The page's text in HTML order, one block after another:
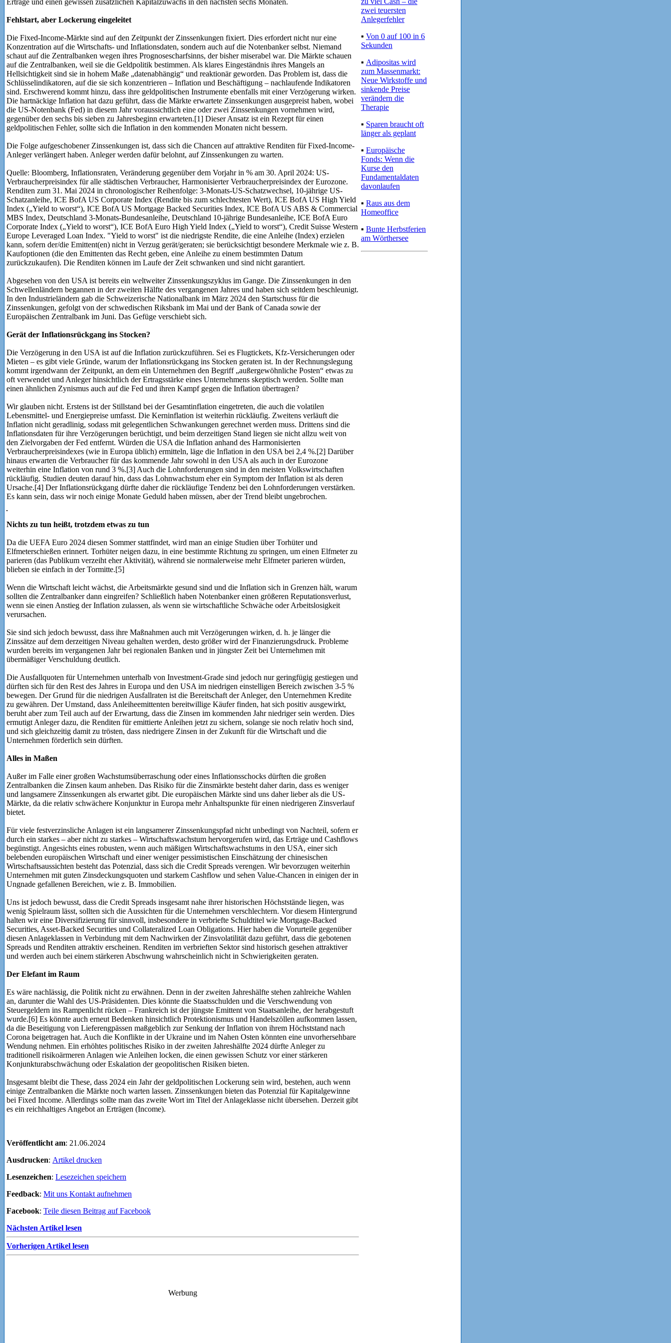
Fehlstart, aber Lockerung eingeleitet
Die Fixed-Income-Märkte sind auf den Zeitpunkt der Zinssenkungen fixiert. Dies erfordert nicht nur eine
Konzentration auf die Wirtschafts- und Inflationsdaten, sondern auch auf die Notenbanker selbst. Niemand
schaut auf die Zentralbanken wegen ihres Prognosescharfsinns, der bisher miserabel war. Die Märkte schauen
auf die Zentralbanken, weil sie die Geldpolitik bestimmen. Als klares Eingeständnis ihres Mangels an
Hellsichtigkeit sind sie in hohem Maße „datenabhängig“ und reaktionär geworden. Das Problem ist, dass die
Schlüsselindikatoren, auf die sie sich konzentrieren – Inflation und Beschäftigung – nachlaufende Indikatoren
sind. Erschwerend kommt hinzu, dass ihre geldpolitischen Instrumente ebenfalls mit einer Verzögerung wirken.
Die hartnäckige Inflation hat dazu geführt, dass die Märkte erwartete Zinssenkungen ausgepreist haben, wobei
die US-Notenbank (Fed) in diesem Jahr voraussichtlich eine oder zwei Zinssenkungen vornehmen wird,
gegenüber den sechs bis sieben zu Jahresbeginn erwarteten.[1] Dieser Ansatz ist ein Rezept für einen
geldpolitischen Fehler, sollte sich die Inflation in den kommenden Monaten nicht bessern.
Die Folge aufgeschobener Zinssenkungen ist, dass sich die Chancen auf attraktive Renditen für Fixed-Income-
Anleger verlängert haben. Anleger werden dafür belohnt, auf Zinssenkungen zu warten.
Quelle: Bloomberg, Inflationsraten, Veränderung gegenüber dem Vorjahr in % am 30. April 2024: US-
Verbraucherpreisindex für alle städtischen Verbraucher, Harmonisierter Verbraucherpreisindex der Eurozone.
Renditen zum 31. Mai 2024 in chronologischer Reihenfolge: 3-Monats-US-Schatzwechsel, 10-jährige US-
Schatzanleihe, ICE BofA US Corporate Index (Rendite bis zum schlechtesten Wert), ICE BofA US High Yield
Index („Yield to worst“), ICE BofA US Mortgage Backed Securities Index, ICE BofA US ABS & Commercial
MBS Index, Deutschland 3-Monats-Bundesanleihe, Deutschland 10-jährige Bundesanleihe, ICE BofA Euro
Corporate Index („Yield to worst“), ICE BofA Euro High Yield Index („Yield to worst“), Credit Suisse Western
Europe Leveraged Loan Index. "Yield to worst" ist die niedrigste Rendite, die eine Anleihe (Index) erzielen
kann, sofern der/die Emittent(en) nicht in Verzug gerät/geraten; sie berücksichtigt besondere Merkmale wie z. B.
Kaufoptionen (die den Emittenten das Recht geben, eine Anleihe zu einem bestimmten Datum
zurückzukaufen). Die Renditen können im Laufe der Zeit schwanken und sind nicht garantiert.
Abgesehen von den USA ist bereits ein weltweiter Zinssenkungszyklus im Gange. Die Zinssenkungen in den
Schwellenländern begannen in der zweiten Hälfte des vergangenen Jahres und haben sich seitdem beschleunigt.
In den Industrieländern gab die Schweizerische Nationalbank im März 2024 den Startschuss für die
Zinssenkungen, gefolgt von der schwedischen Riksbank im Mai und der Bank of Canada sowie der
Europäischen Zentralbank im Juni. Das Gefüge verschiebt sich.
Gerät der Inflationsrückgang ins Stocken?
Die Verzögerung in den USA ist auf die Inflation zurückzuführen. Sei es Flugtickets, Kfz-Versicherungen oder
Mieten – es gibt viele Gründe, warum der Inflationsrückgang ins Stocken geraten ist. In der Rechnungslegung
kommt irgendwann der Zeitpunkt, an dem ein Unternehmen den Begriff „außergewöhnliche Posten“ etwas zu
oft verwendet und Anleger hinsichtlich der Ertragsstärke eines Unternehmens skeptisch werden. Sollte man
einen ähnlichen Zynismus auch auf die Fed und ihren Kampf gegen die Inflation übertragen?
Wir glauben nicht. Erstens ist der Stillstand bei der Gesamtinflation eingetreten, die auch die volatilen
Lebensmittel- und Energiepreise umfasst. Die Kerninflation ist weiterhin rückläufig. Zweitens verläuft die
Inflation nicht geradlinig, sodass mit gelegentlichen Schwankungen gerechnet werden muss. Drittens sind die
Inflationsdaten für ihre Verzögerungen berüchtigt, und beim derzeitigen Stand liegen sie nicht allzu weit von
den Zielvorgaben der Fed entfernt. Würden die USA die Inflation anhand des Harmonisierten
Verbraucherpreisindexes (wie in Europa üblich) ermitteln, läge die Inflation in den USA bei 2,4 %.[2] Darüber
hinaus erwarten die Verbraucher für das kommende Jahr sowohl in den USA als auch in der Eurozone
weiterhin eine Inflation von rund 3 %.[3] Auch die Lohnforderungen sind in den meisten Volkswirtschaften
rückläufig. Studien deuten darauf hin, dass das Lohnwachstum eher ein Symptom der Inflation ist als deren
Ursache.[4] Der Inflationsrückgang dürfte daher die rückläufige Tendenz bei den Lohnforderungen verstärken.
Es kann sein, dass wir noch einige Monate Geduld haben müssen, aber der Trend bleibt ungebrochen.
Nichts zu tun heißt, trotzdem etwas zu tun
Da die UEFA Euro 2024 diesen Sommer stattfindet, wird man an einige Studien über Torhüter und
Elfmeterschießen erinnert. Torhüter neigen dazu, in eine bestimmte Richtung zu springen, um einen Elfmeter zu
parieren (das Publikum verzeiht eher Aktivität), während sie normalerweise mehr Elfmeter parieren würden,
blieben sie einfach in der Tormitte.[5]
Wenn die Wirtschaft leicht wächst, die Arbeitsmärkte gesund sind und die Inflation sich in Grenzen hält, warum
sollten die Zentralbanker dann eingreifen? Schließlich haben Notenbanker einen größeren Reputationsverlust,
wenn sie einen Anstieg der Inflation zulassen, als wenn sie wirtschaftliche Schwäche oder Arbeitslosigkeit
verursachen.
Sie sind sich jedoch bewusst, dass ihre Maßnahmen auch mit Verzögerungen wirken, d. h. je länger die
Zinssätze auf dem derzeitigen Niveau gehalten werden, desto größer wird der Finanzierungsdruck. Probleme
wurden bereits im vergangenen Jahr bei regionalen Banken und in jüngster Zeit bei Unternehmen mit
übermäßiger Verschuldung deutlich.
Die Ausfallquoten für Unternehmen unterhalb von Investment-Grade sind jedoch nur geringfügig gestiegen und
dürften sich für den Rest des Jahres in Europa und den USA im niedrigen einstelligen Bereich zwischen 3-5 %
bewegen. Der Grund für die niedrigen Ausfallraten ist die Bereitschaft der Anleger, den Unternehmen Kredite
zu gewähren. Der Umstand, dass Anleiheemittenten bereitwillige Käufer finden, hat sich positiv ausgewirkt,
beruht aber zum Teil auch auf der Erwartung, dass die Zinsen im kommenden Jahr niedriger sein werden. Dies
ermutigt Anleger dazu, die Renditen für emittierte Anleihen jetzt zu sichern, solange sie noch relativ hoch sind,
und sich gleichzeitig damit zu trösten, dass niedrigere Zinsen in der Zukunft für die Wirtschaft und die
Unternehmen förderlich sein dürften.
Alles in Maßen
Außer im Falle einer großen Wachstumsüberraschung oder eines Inflationsschocks dürften die großen
Zentralbanken die Zinsen kaum anheben. Das Risiko für die Zinsmärkte besteht daher darin, dass es weniger
und langsamere Zinssenkungen als erwartet gibt. Die europäischen Märkte sind uns daher lieber als die US-
Märkte, da die relativ schwächere Konjunktur in Europa mehr Anhaltspunkte für einen niedrigeren Zinsverlauf
bietet.
Für viele festverzinsliche Anlagen ist ein langsamerer Zinssenkungspfad nicht unbedingt von Nachteil, sofern er
durch ein starkes – aber nicht zu starkes – Wirtschaftswachstum hervorgerufen wird, das Erträge und Cashflows
begünstigt. Angesichts eines robusten, wenn auch mäßigen Wirtschaftswachstums in den USA, einer sich
belebenden europäischen Wirtschaft und einer weniger pessimistischen Einschätzung der chinesischen
Wirtschaftsaussichten besteht das Potenzial, dass sich die Credit Spreads verengen. Wir bevorzugen weiterhin
Unternehmen mit guten Zinsdeckungsquoten und starkem Cashflow und sehen Value-Chancen in einigen der in
Ungnade gefallenen Bereichen, wie z. B. Immobilien.
Uns ist jedoch bewusst, dass die Credit Spreads insgesamt nahe ihrer historischen Höchststände liegen, was
wenig Spielraum lässt, sollten sich die Aussichten für die Unternehmen verschlechtern. Vor diesem Hintergrund
halten wir eine Diversifizierung für sinnvoll, insbesondere in verbriefte Schuldtitel wie Mortgage-Backed
Securities, Asset-Backed Securities und Collateralized Loan Obligations. Hier haben die Vorurteile gegenüber
diesen Anlageklassen in Verbindung mit dem Nachwirken der Zinsvolatilität dazu geführt, dass die gebotenen
Spreads und Renditen attraktiv erscheinen. Renditen im verbrieften Sektor sind historisch gesehen attraktiver
und werden auch bei einem stärkeren Abschwung wahrscheinlich nicht in Schwierigkeiten geraten.
Der Elefant im Raum
Es wäre nachlässig, die Politik nicht zu erwähnen. Denn in der zweiten Jahreshälfte stehen zahlreiche Wahlen
an, darunter die Wahl des US-Präsidenten. Dies könnte die Staatsschulden und die Verschwendung von
Steuergeldern ins Rampenlicht rücken – Frankreich ist der jüngste Emittent von Staatsanleihe, der herabgestuft
wurde.[6] Es könnte auch erneut Bedenken hinsichtlich Protektionismus und Handelszöllen aufkommen lassen,
da die Beseitigung von Lieferengpässen maßgeblich zur Senkung der Inflation von ihrem Höchststand nach
Corona beigetragen hat. Auch die Konflikte in der Ukraine und im Nahen Osten könnten eine unvorhersehbare
Wendung nehmen. Ein erhöhtes politisches Risiko in der zweiten Jahreshälfte 2024 dürfte Anleger zu
traditionell risikoärmeren Anlagen wie Anleihen locken, die einen gewissen Schutz vor einer stärkeren
Konjunkturabschwächung oder Eskalation der geopolitischen Risiken bieten.
Insgesamt bleibt die These, dass 2024 ein Jahr der geldpolitischen Lockerung sein wird, bestehen, auch wenn
einige Zentralbanken die Märkte noch warten lassen. Zinssenkungen bieten das Potenzial für Kapitalgewinne
bei Fixed Income. Allerdings sollte man das zweite Wort im Titel der Anlageklasse nicht übersehen. Derzeit gibt
es ein reichhaltiges Angebot an Erträgen (Income).
Veröffentlicht am: 21.06.2024
Ausdrucken: Artikel drucken
Lesenzeichen: Lesezeichen speichern
Feedback: Mit uns Kontakt aufnehmen
Facebook: Teile diesen Beitrag auf Facebook
Nächsten Artikel lesen
Vorherigen Artikel lesen
zwei teuersten
Anlegerfehler
▪ Von 0 auf 100 in 6
Sekunden
▪ Adipositas wird
zum Massenmarkt:
Neue Wirkstoffe und
sinkende Preise
verändern die
Therapie
▪ Sparen braucht oft
länger als geplant
▪ Europäische
Fonds: Wenn die
Kurse den
Fundamentaldaten
davonlaufen
▪ Raus aus dem
Homeoffice
▪ Bunte Herbstferien
am Wörthersee
Werbung